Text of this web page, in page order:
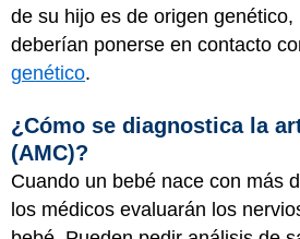
de su hijo es de origen genético,
deberían ponerse en contacto
genético.
¿Cómo se diagnostica la
(AMC)?
Cuando un bebé nace con más
los médicos evaluarán los